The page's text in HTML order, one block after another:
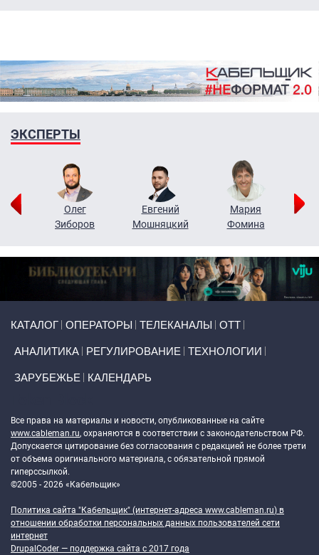
ЭКСПЕРТЫ
Олег
Зиборов
Евгений
Мошняцкий
Мария
Фомина
КАТАЛОГ ОПЕРАТОРЫ ТЕЛЕКАНАЛЫ ОТТ
АНАЛИТИКА РЕГУЛИРОВАНИЕ ТЕХНОЛОГИИ
ЗАРУБЕЖЬЕ КАЛЕНДАРЬ
Все права на материалы и новости, опубликованные на сайте
www.cableman.ru, охраняются в соответствии с законодательством РФ.
Допускается цитирование без согласования с редакцией не более трети
от объема оригинального материала, с обязательной прямой
гиперссылкой.
©2005 - 2026 «Кабельщик»
Политика сайта "Кабельщик" (интернет-адреса www.cableman.ru) в
отношении обработки персональных данных пользователей сети
интернет
DrupalCoder — поддержка сайта c 2017 года